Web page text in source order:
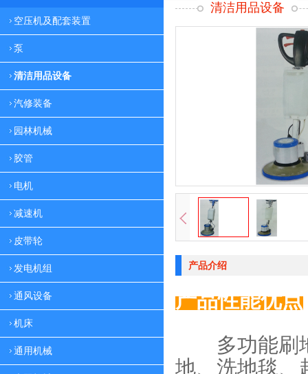
空压机及配套装置
泵
清洁用品设备
汽修装备
园林机械
胶管
电机
减速机
皮带轮
发电机组
通风设备
机床
通用机械
清洁用品设备
产品介绍
产品性能优点
多功能刷地
地、 洗地毯、